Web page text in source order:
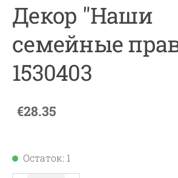
Декор "Наши
семейные
1530403
€28.35
Остаток: 1